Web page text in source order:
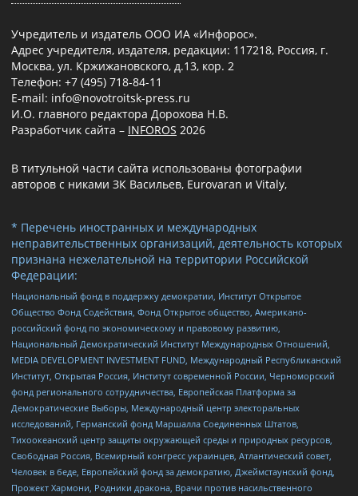
Учредитель и издатель ООО ИА «Инфорос».
Адрес учредителя, издателя, редакции: 117218, Россия, г.
Москва, ул. Кржижановского, д.13, кор. 2
Телефон: +7 (495) 718-84-11
E-mail: info@novotroitsk-press.ru
И.О. главного редактора Дорохова Н.В.
Разработчик сайта – INFOROS 2026
В титульной части сайта использованы фотографии
авторов с никами ЗК Васильев, Eurovaran и Vitaly,
* Перечень иностранных и международных
неправительственных организаций, деятельность которых
признана нежелательной на территории Российской
Федерации:
Национальный фонд в поддержку демократии, Институт Открытое
Общество Фонд Содействия, Фонд Открытое общество, Американо-
российский фонд по экономическому и правовому развитию,
Национальный Демократический Институт Международных Отношений,
MEDIA DEVELOPMENT INVESTMENT FUND, Международный Республиканский
Институт, Открытая Россия, Институт современной России, Черноморский
фонд регионального сотрудничества, Европейская Платформа за
Демократические Выборы, Международный центр электоральных
исследований, Германский фонд Маршалла Соединенных Штатов,
Тихоокеанский центр защиты окружающей среды и природных ресурсов,
Свободная Россия, Всемирный конгресс украинцев, Атлантический совет,
Человек в беде, Европейский фонд за демократию, Джеймстаунский фонд,
Прожект Хармони, Родники дракона, Врачи против насильственного